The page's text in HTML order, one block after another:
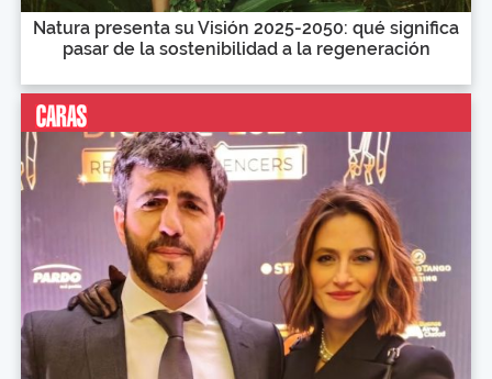
Natura presenta su Visión 2025-2050: qué significa
pasar de la sostenibilidad a la regeneración